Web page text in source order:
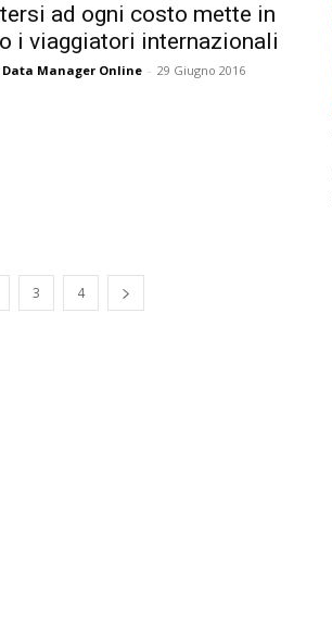
ad ogni costo mette in
i viaggiatori internazionali
Data Manager Online - 29 Giugno 2016
3 4